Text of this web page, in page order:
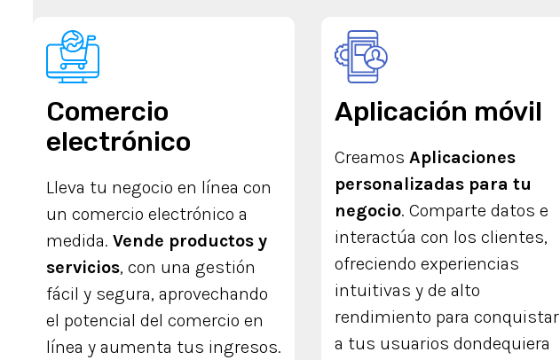
Comercio
electrónico
Lleva tu negocio en línea con
un comercio electrónico a
medida. Vende productos y
servicios, con una gestión
fácil y segura, aprovechando
el potencial del comercio en
línea y aumenta tus ingresos.
Aplicación móvil
Creamos Aplicaciones
personalizadas para tu
negocio. Comparte datos e
interactúa con los clientes,
ofreciendo experiencias
intuitivas y de alto
rendimiento para conquistar
a tus usuarios dondequiera